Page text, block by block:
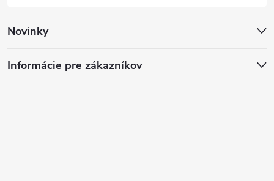
Novinky
Informácie pre zákazníkov